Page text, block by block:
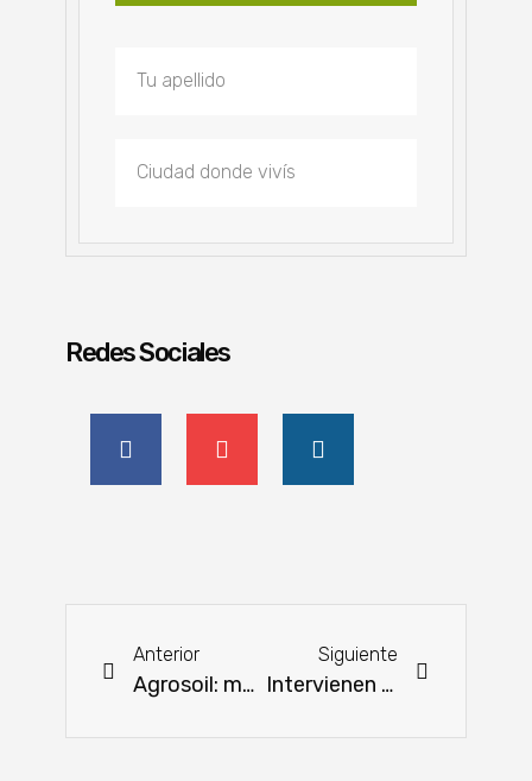
Redes Sociales
Anterior
Agrosoil: manejo integrado que transforma el campo
Siguiente
Intervienen parcela por producción ilegal de semillas de maíz híbrido